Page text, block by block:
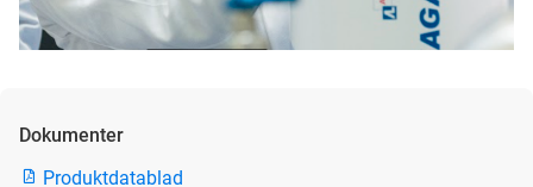
Dokumenter
Produktdatablad